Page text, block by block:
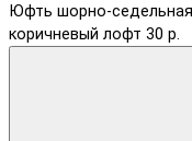
Юфть шорно-
коричневый лофт 30 р.